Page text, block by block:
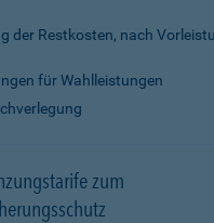
der Restkosten, nach
für Wahlleistungen
zum